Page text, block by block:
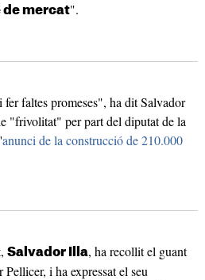
de mercat".
faltes promeses", ha dit Salvador
"frivolitat" per part del diputat de la
anunci de la construcció de 210.000
Salvador Illa, ha recollit el guant
i ha expressat el seu